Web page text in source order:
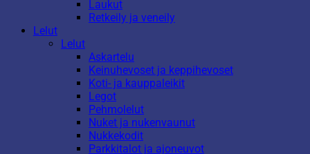
Laukut
Retkeily ja veneily
Lelut
Lelut
Askartelu
Keinuhevoset ja keppihevoset
Koti- ja kauppaleikit
Legot
Pehmolelut
Nuket ja nukenvaunut
Nukkekodit
Parkkitalot ja ajoneuvot